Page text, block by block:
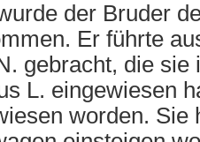
der Bruder
Er führte
gebracht, die sie
L. eingewiesen
worden. Sie